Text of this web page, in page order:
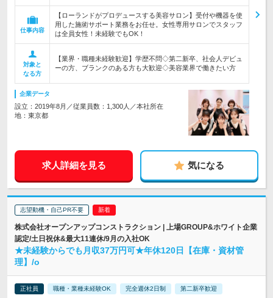
仕事内容
【ローランドがプロデュースする美容サロン】受付や機器を使
用した施術サポート業務をお任せ。女性専用サロンでスタッフ
は全員女性！未経験でもOK！
対象と
なる方
【業界・職種未経験歓迎】学歴不問◇第二新卒、社会人デビュ
ーの方、ブランクのある方も大歓迎◇美容業界で働きたい方
企業データ
設立：2019年8月／従業員数：1,300人／本社所在
地：東京都
求人詳細を見る 気になる
志望動機・自己PR不要
株式会社オープンアップコンストラクション | 上場GROUP&ホワイト企業
認定/土日祝休&最大11連休/9月の入社OK
★未経験からでも月収37万円可★年休120日【在庫・資材管
理】/o
正社員 職種・業種未経験OK 完全週休2日制 第二新卒歓迎